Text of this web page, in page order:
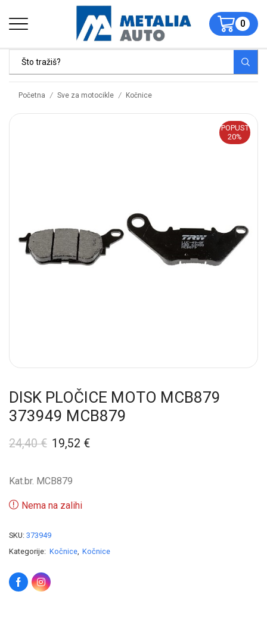
0
Početna / Sve za motocikle / Kočnice
POPUST
20%
DISK PLOČICE MOTO MCB879
373949 MCB879
24,40€ 19,52 €
Kat.br. MCB879
Nema na zalihi
SKU: 373949
Kategorije: Kočnice, Kočnice